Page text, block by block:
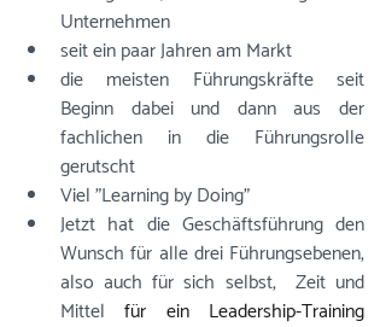
Unternehmen
seit ein paar Jahren am Markt
die meisten Führungskräfte seit
Beginn dabei und dann aus der
fachlichen in die Führungsrolle
gerutscht
Viel "Learning by Doing"
Jetzt hat die Geschäftsführung den
Wunsch für alle drei Führungsebenen,
also auch für sich selbst,  Zeit und
Mittel